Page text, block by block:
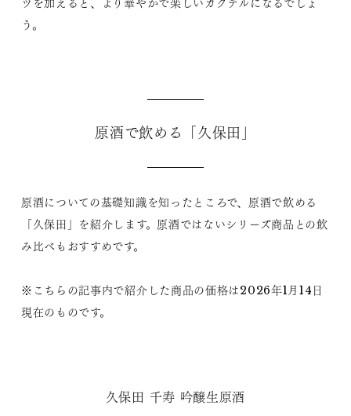
ツを加えると、より華やかで楽しいカクテルになるでしょ
う。
原酒で飲める「久保田」
原酒についての基礎知識を知ったところで、原酒で飲める
「久保田」を紹介します。原酒ではないシリーズ商品との飲
み比べもおすすめです。
※こちらの記事内で紹介した商品の価格は2026年1月14日
現在のものです。
久保田 千寿 吟醸生原酒